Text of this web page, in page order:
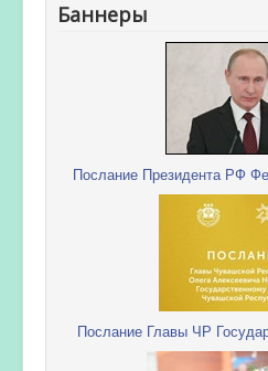
Баннеры
Послание Президента РФ
Послание Главы ЧР